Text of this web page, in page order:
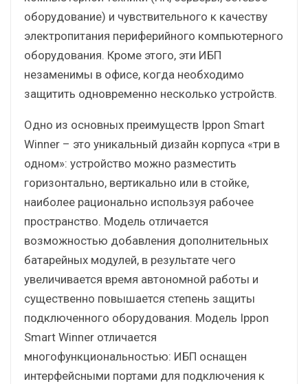
оборудование) и чувствительного к качеству
электропитания периферийного компьютерного
оборудования. Кроме этого, эти ИБП
незаменимы в офисе, когда необходимо
защитить одновременно несколько устройств.
Одно из основных преимуществ Ippon Smart
Winner – это уникальный дизайн корпуса «три в
одном»: устройство можно разместить
горизонтально, вертикально или в стойке,
наиболее рационально используя рабочее
пространство. Модель отличается
возможностью добавления дополнительных
батарейных модулей, в результате чего
увеличивается время автономной работы и
существенно повышается степень защиты
подключенного оборудования. Модель Ippon
Smart Winner отличается
многофункциональностью: ИБП оснащен
интерфейсными портами для подключения к